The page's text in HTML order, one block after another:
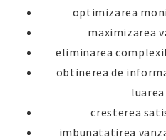
optimizarea
maximizarea
eliminarea
obtinerea de
cresterea
imbunatatirea